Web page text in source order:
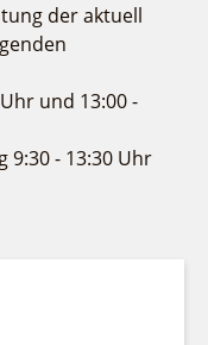
der aktuell
und 13:00 -
9:30 - 13:30 Uhr